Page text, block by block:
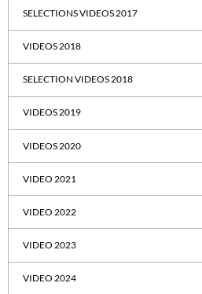
SELECTIONS VIDEOS 2017
VIDEOS 2018
SELECTION VIDEOS 2018
VIDEOS 2019
VIDEOS 2020
VIDEO 2021
VIDEO 2022
VIDEO 2023
VIDEO 2024